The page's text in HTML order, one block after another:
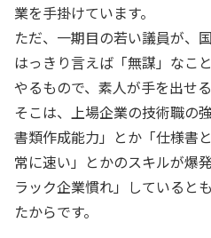
業を手掛けています。
ただ、一期目の若い議員が、
はっきり言えば「無謀」なこ
やるもので、素人が手を出せ
そこは、上場企業の技術職の
書類作成能力」とか「仕様書
常に速い」とかのスキルが爆
ラック企業慣れ」していると
たからです。